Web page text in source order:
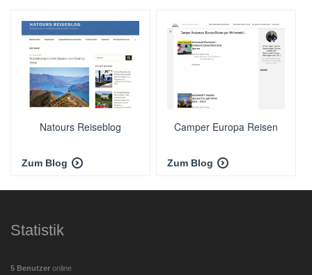
Natours Reiseblog
Zum Blog
Camper Europa Reisen
Zum Blog
Statistik
5 Benutzer online